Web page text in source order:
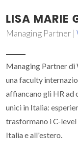
LISA MARIE
Managing Partner |
Managing Partner di
una faculty
affiancano gli HR ad
unici in Italia:
trasformano i C-
Italia e all'estero.